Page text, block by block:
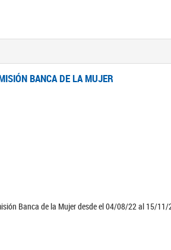
BANCA DE LA MUJER
Banca de la Mujer desde el 04/08/22 al 15/